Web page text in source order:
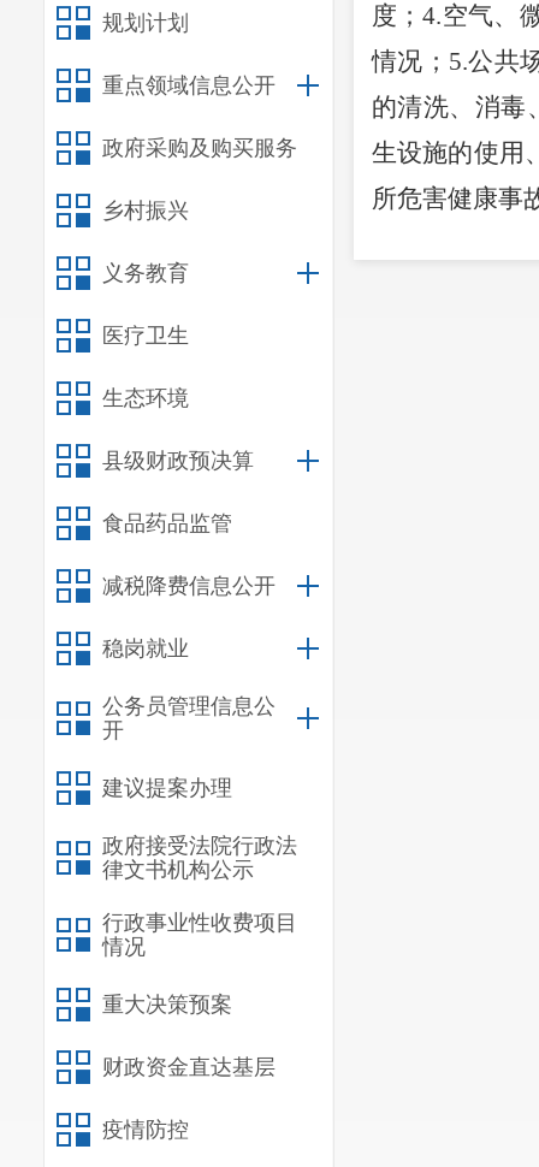
规划计划
重点领域信息公开
政府采购及购买服务
乡村振兴
义务教育
医疗卫生
生态环境
县级财政预决算
食品药品监管
减税降费信息公开
稳岗就业
公务员管理信息公
开
建议提案办理
政府接受法院行政法
律文书机构公示
行政事业性收费项目
情况
重大决策预案
财政资金直达基层
疫情防控
度；4.空气、
情况； 5.公共
的清洗、消毒
生设施的使用
所危害健康事